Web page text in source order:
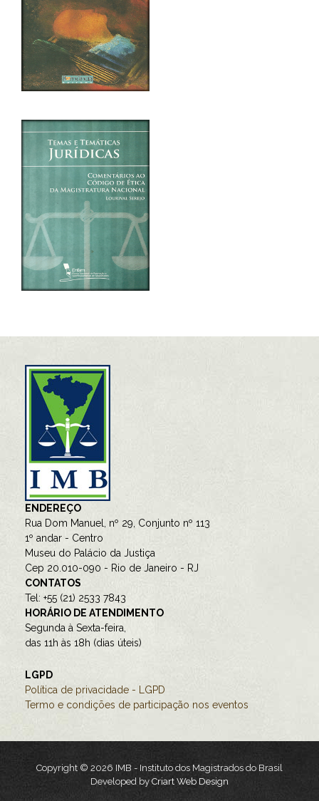
ENDEREÇO
Rua Dom Manuel, nº 29, Conjunto nº 113
1º andar - Centro
Museu do Palácio da Justiça
Cep 20.010-090 - Rio de Janeiro - RJ
CONTATOS
Tel: +55 (21) 2533 7843
HORÁRIO DE ATENDIMENTO
Segunda à Sexta-feira,
das 11h às 18h (dias úteis)
LGPD
Política de privacidade - LGPD
Termo e condições de participação nos eventos
Copyright © 2026 IMB - Instituto dos Magistrados do Brasil
Developed byCriart Web Design